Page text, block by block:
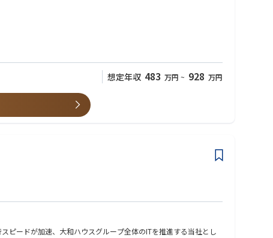
想定年収 483 万円 ~ 928 万円
ピードが加速、大和ハウスグループ全体のITを推進する当社とし